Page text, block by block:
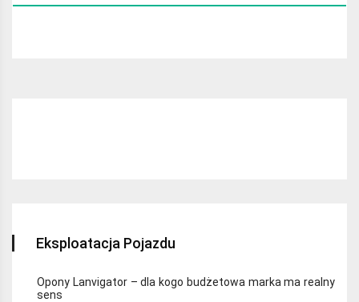
Eksploatacja Pojazdu
Opony Lanvigator – dla kogo budżetowa marka ma realny
sens